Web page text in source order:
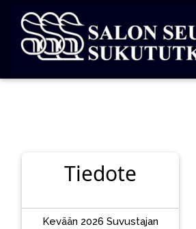
Tiedote
Kevään 2026 Suvustajan